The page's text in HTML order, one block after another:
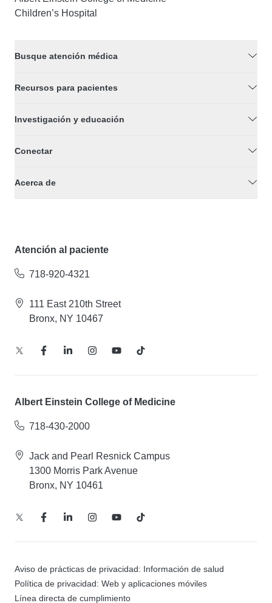
Children’s Hospital
Busque atención médica
Recursos para pacientes
Investigación y educación
Conectar
Acerca de
Atención al paciente
718-920-4321
111 East 210th Street
Bronx, NY 10467
Albert Einstein College of Medicine
718-430-2000
Jack and Pearl Resnick Campus
1300 Morris Park Avenue
Bronx, NY 10461
Aviso de prácticas de privacidad: Información de salud
Política de privacidad: Web y aplicaciones móviles
Línea directa de cumplimiento